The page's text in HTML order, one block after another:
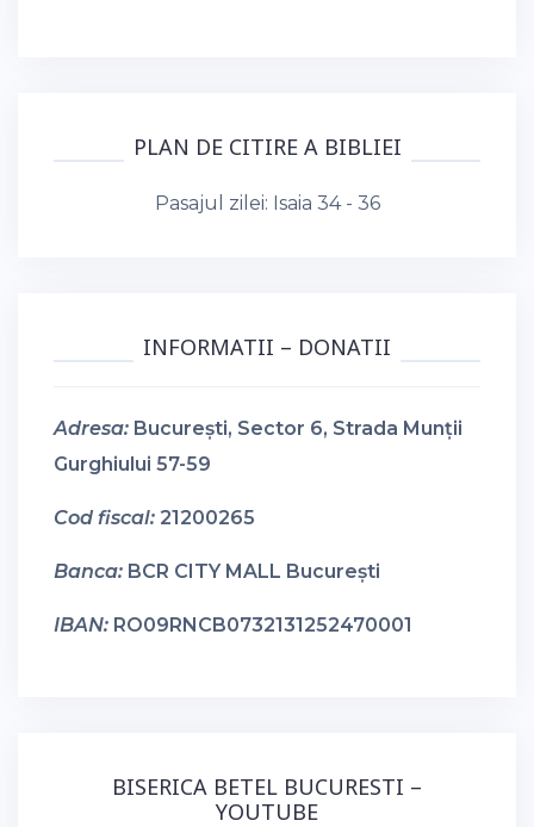
PLAN DE CITIRE A BIBLIEI
Pasajul zilei: Isaia 34 - 36
INFORMATII – DONATII
Adresa: București, Sector 6, Strada Munții
Gurghiului 57-59
Cod fiscal: 21200265
Banca: BCR CITY MALL București
IBAN: RO09RNCB0732131252470001
BISERICA BETEL BUCURESTI –
YOUTUBE